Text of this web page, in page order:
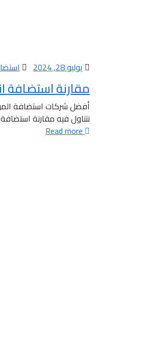
يوليو 28, 2024
مقارنة استضافة
أفضل شركات استضافة
نتناول فيه مقارنة استضافة
Read more